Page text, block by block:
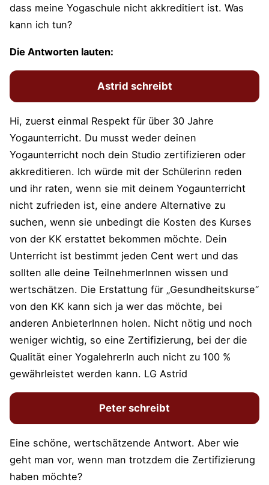
dass meine Yogaschule nicht akkreditiert ist. Was
kann ich tun?
Die Antworten lauten:
Astrid schreibt
Hi, zuerst einmal Respekt für über 30 Jahre
Yogaunterricht. Du musst weder deinen
Yogaunterricht noch dein Studio zertifizieren oder
akkreditieren. Ich würde mit der Schülerinn reden
und ihr raten, wenn sie mit deinem Yogaunterricht
nicht zufrieden ist, eine andere Alternative zu
suchen, wenn sie unbedingt die Kosten des Kurses
von der KK erstattet bekommen möchte. Dein
Unterricht ist bestimmt jeden Cent wert und das
sollten alle deine TeilnehmerInnen wissen und
wertschätzen. Die Erstattung für „Gesundheitskurse“
von den KK kann sich ja wer das möchte, bei
anderen AnbieterInnen holen. Nicht nötig und noch
weniger wichtig, so eine Zertifizierung, bei der die
Qualität einer YogalehrerIn auch nicht zu 100 %
gewährleistet werden kann. LG Astrid
Peter schreibt
Eine schöne, wertschätzende Antwort. Aber wie
geht man vor, wenn man trotzdem die Zertifizierung
haben möchte?